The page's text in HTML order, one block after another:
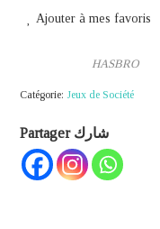
Ajouter à mes favoris
HASBRO
Catégorie: Jeux de Société
Partager شارك